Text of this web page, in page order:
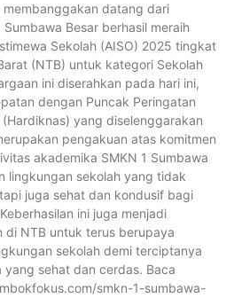
datang dari
Sumbawa Besar berhasil meraih
Sekolah (AISO) 2025 tingkat
(NTB) untuk kategori Sekolah
ini diserahkan pada hari ini,
dengan Puncak Peringatan
yang diselenggarakan
pengakuan atas komitmen
akademika SMKN 1 Sumbawa
lingkungan sekolah yang tidak
juga sehat dan kondusif bagi
ini juga menjadi
di NTB untuk terus berupaya
sekolah demi terciptanya
sehat dan cerdas. Baca
smkn-1-sumbawa-